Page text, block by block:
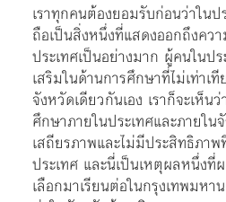
เราทุกคนต้องยอมรับก่อนว่าใน
ถือเป็นสิ่งหนึ่งที่แสดงออกถึงคว
ประเทศเป็นอย่างมาก ผู้คนในปร
เสริมในด้านการศึกษาที่ไม่เท่า
จังหวัดเดียวกันเอง เราก็จะเห็น
ศึกษาภายในประเทศและภายใ
เสถียรภาพและไม่มีประสิทธิภา
ประเทศ และนี่เป็นเหตุผลหนึ่ง
เลือกมาเรียนต่อในกรุงเทพมหา